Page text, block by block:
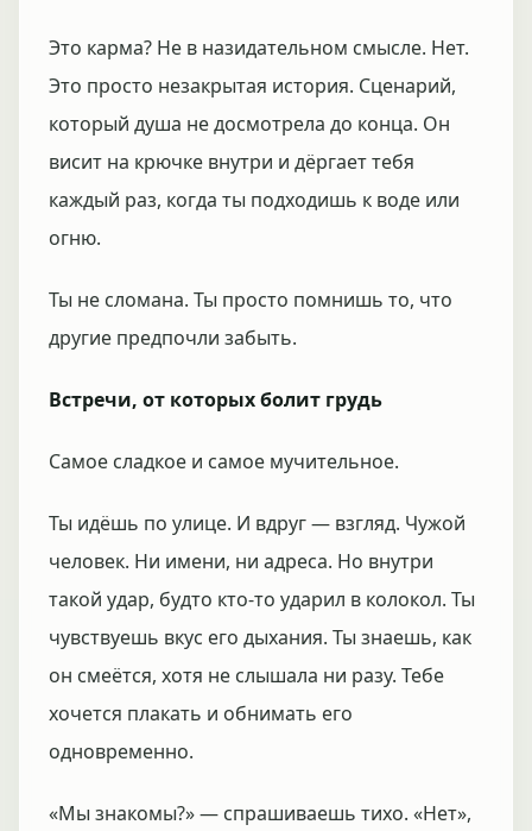
Это карма? Не в назидательном смысле. Нет.
Это просто незакрытая история. Сценарий,
который душа не досмотрела до конца. Он
висит на крючке внутри и дёргает тебя
каждый раз, когда ты подходишь к воде или
огню.
Ты не сломана. Ты просто помнишь то, что
другие предпочли забыть.
Встречи, от которых болит грудь
Самое сладкое и самое мучительное.
Ты идёшь по улице. И вдруг — взгляд. Чужой
человек. Ни имени, ни адреса. Но внутри
такой удар, будто кто-то ударил в колокол. Ты
чувствуешь вкус его дыхания. Ты знаешь, как
он смеётся, хотя не слышала ни разу. Тебе
хочется плакать и обнимать его
одновременно.
«Мы знакомы?» — спрашиваешь тихо. «Нет»,